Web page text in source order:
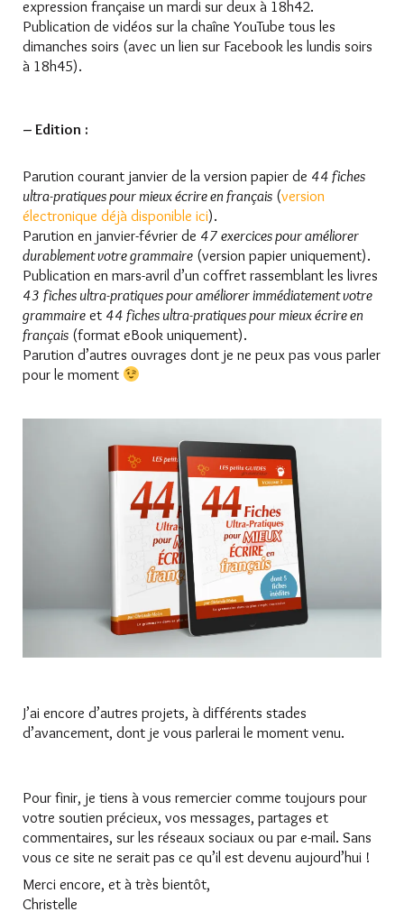
expression française un mardi sur deux à 18h42.
Publication de vidéos sur la chaîne YouTube tous les
dimanches soirs (avec un lien sur Facebook les lundis soirs
à 18h45).
– Edition :
Parution courant janvier de la version papier de 44 fiches
ultra-pratiques pour mieux écrire en français (version
électronique déjà disponible ici).
Parution en janvier-février de 47 exercices pour améliorer
durablement votre grammaire (version papier uniquement).
Publication en mars-avril d’un coffret rassemblant les livres
43 fiches ultra-pratiques pour améliorer immédiatement votre
grammaire et 44 fiches ultra-pratiques pour mieux écrire en
français (format eBook uniquement).
Parution d’autres ouvrages dont je ne peux pas vous parler
pour le moment
J’ai encore d’autres projets, à différents stades
d’avancement, dont je vous parlerai le moment venu.
Pour finir, je tiens à vous remercier comme toujours pour
votre soutien précieux, vos messages, partages et
commentaires, sur les réseaux sociaux ou par e-mail. Sans
vous ce site ne serait pas ce qu’il est devenu aujourd’hui !
Merci encore, et à très bientôt,
Christelle